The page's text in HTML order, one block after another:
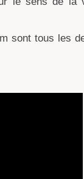
sont tous les